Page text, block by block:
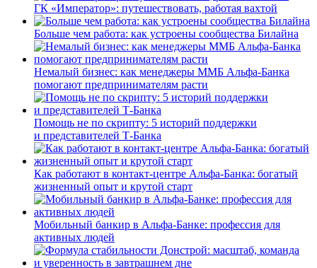
ГК «Император»: путешествовать, работая вахтой
Больше чем работа: как устроены сообщества Билайна
Немалый бизнес: как менеджеры ММБ Альфа-Банка
помогают предпринимателям расти
Помощь не по скрипту: 5 историй поддержки
и представителей Т-Банка
Как работают в контакт-центре Альфа-Банка: богатый
жизненный опыт и крутой старт
Мобильный банкир в Альфа-Банке: профессия для
активных людей